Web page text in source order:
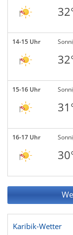
14-15 Uhr
15-16 Uhr
16-17 Uhr
Karibik-Wetter